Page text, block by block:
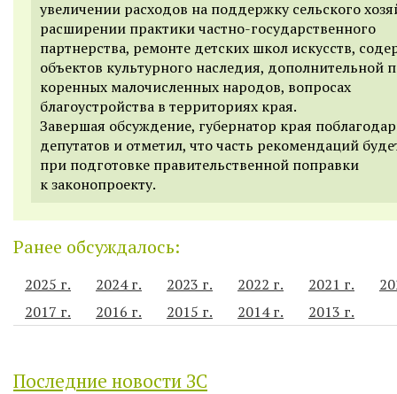
увеличении расходов на поддержку сельского
расширении практики частно-государственного
партнерства, ремонте детских школ искусств,
объектов культурного наследия, дополнительной
коренных малочисленных народов, вопросах
благоустройства в территориях края.
Завершая обсуждение, губернатор края
депутатов и отметил, что часть рекомендаций
при подготовке правительственной поправки
к законопроекту.
Ранее обсуждалось:
2025 г. 2024 г. 2023 г. 2022 г. 2021 г.
2017 г.
2016 г. 2015 г. 2014 г. 2013 г.
Последние новости ЗС